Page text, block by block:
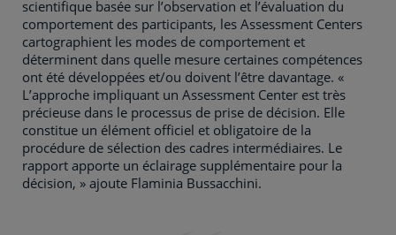
scientifique basée sur l’observation et l’évaluation du
comportement des participants, les Assessment Centers
cartographient les modes de comportement et
déterminent dans quelle mesure certaines compétences
ont été développées et/ou doivent l’être davantage. «
L’approche impliquant un Assessment Center est très
précieuse dans le processus de prise de décision. Elle
constitue un élément officiel et obligatoire de la
procédure de sélection des cadres intermédiaires. Le
rapport apporte un éclairage supplémentaire pour la
décision, » ajoute Flaminia Bussacchini.